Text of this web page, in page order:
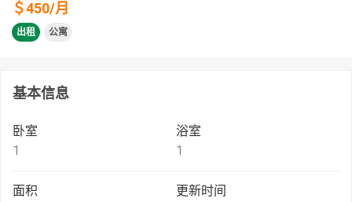
＄450/月
出租 公寓
基本信息
卧室
1
浴室
1
面积
更新时间